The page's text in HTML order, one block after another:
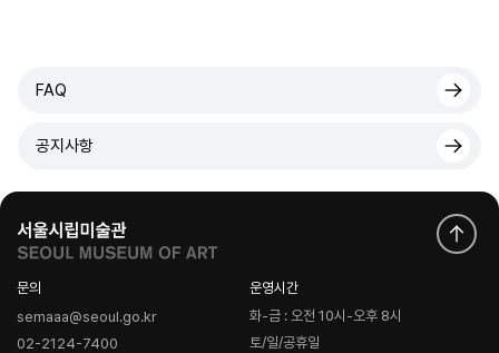
FAQ
공지사항
문의
semaaa@seoul.go.kr
02-2124-7400
운영시간
화-금 : 오전 10시-오후 8시
토/일/공휴일